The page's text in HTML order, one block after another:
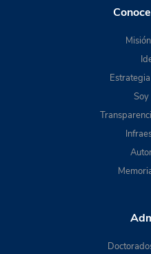
Soy